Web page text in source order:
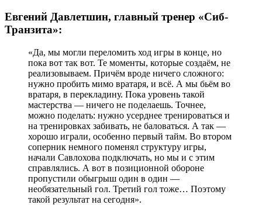
Евгений Давлетшин, главный тренер «Сиб-
Транзита»:
«Да, мы могли переломить ход игры в конце, но
пока вот так вот. Те моменты, которые создаём, не
реализовываем. Причём вроде ничего сложного:
нужно пробить мимо вратаря, и всё. А мы бьём во
вратаря, в перекладину. Пока уровень такой
мастерства — ничего не поделаешь. Точнее,
можно поделать: нужно усерднее тренироваться и
на тренировках забивать, не баловаться. А так —
хорошо играли, особенно первый тайм. Во втором
соперник немного поменял структуру игры,
начали Савлохова подключать, но мы и с этим
справлялись. А вот в позиционной обороне
пропустили обыгрыш один в один —
необязательный гол. Третий гол тоже… Поэтому
такой результат на сегодня».